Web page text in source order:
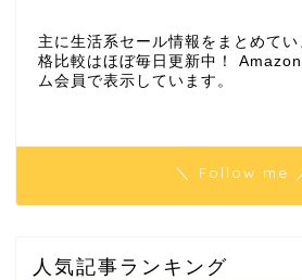
主に生活系セール情報をまとめて
格比較はほぼ毎日更新中！
ム会員で表示しています。
＼ Follow me
人気記事ランキング